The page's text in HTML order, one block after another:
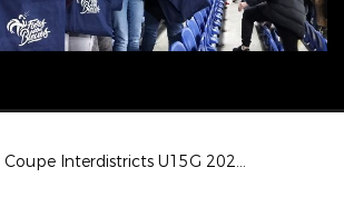
Coupe Interdistricts U15G 2024 - Groupe B